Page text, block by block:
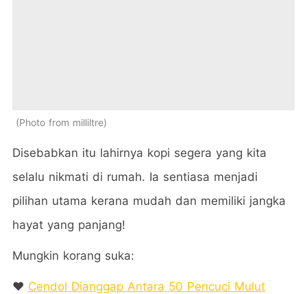
Photo from milliltre
Disebabkan itu lahirnya kopi segera yang kita
selalu nikmati di rumah. Ia sentiasa menjadi
pilihan utama kerana mudah dan memiliki jangka
hayat yang panjang!
Mungkin korang suka:
❤️ Cendol Dianggap Antara 50 Pencuci Mulut